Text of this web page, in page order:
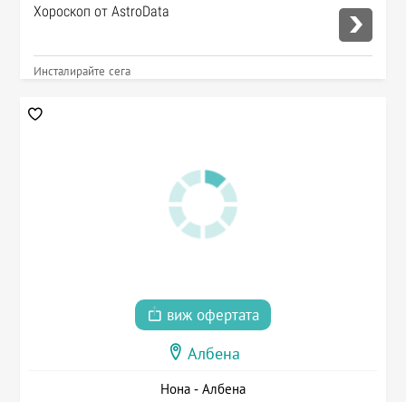
Хороскоп от AstroData
Инсталирайте сега
виж офертата
Албена
Нона - Албена